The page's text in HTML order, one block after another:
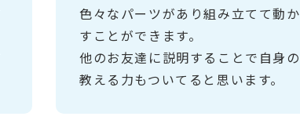
色々なパーツがあり組み立てて動か
すことができます。
他のお友達に説明することで自身の
教える力もついてると思います。